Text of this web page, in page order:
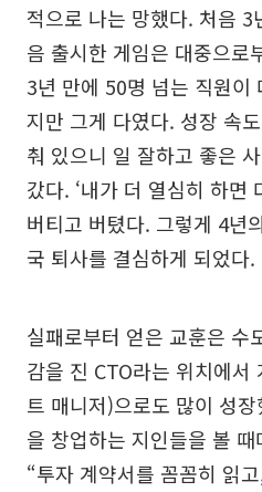
적으로 나는 망했다. 처음 3
음 출시한 게임은 대중으로
3년 만에 50명 넘는 직원이
지만 그게 다였다. 성장 속
춰 있으니 일 잘하고 좋은
갔다. ‘내가 더 열심히 하면
버티고 버텼다. 그렇게 4년
국 퇴사를 결심하게 되었다.
실패로부터 얻은 교훈은 수
감을 진 CTO라는 위치에서
트 매니저)으로도 많이 성
을 창업하는 지인들을 볼
“투자 계약서를 꼼꼼히 읽